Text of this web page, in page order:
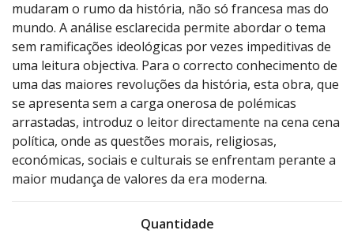
mudaram o rumo da história, não só francesa mas do
mundo. A análise esclarecida permite abordar o tema
sem ramificações ideológicas por vezes impeditivas de
uma leitura objectiva. Para o correcto conhecimento de
uma das maiores revoluções da história, esta obra, que
se apresenta sem a carga onerosa de polémicas
arrastadas, introduz o leitor directamente na cena cena
política, onde as questões morais, religiosas,
económicas, sociais e culturais se enfrentam perante a
maior mudança de valores da era moderna.
Quantidade